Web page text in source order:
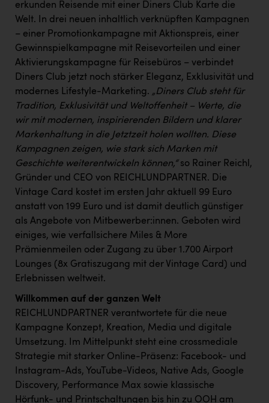
Resch&Frisch
Ruderclub Wels
SCRI - Salzburg Cancer Research Institute
SCHMACHTL GmbH
Schwingshandl - automation technology gmbh
Seher + Partner
Smurfit Westrock Nettingsdorf
TCL
TGW Logistics
TRAILOMAT & Cycling Austria
VERITAS
Vorlagenportal
Wir besiegen Krebs
Wirtschaftskammer OÖ
ZGONC
ZULuft - Zukunft Luft Austria
erkunden Reisende mit einer Diners Club Karte die
Welt. In drei neuen inhaltlich verknüpften Kampagnen
– einer Promotionkampagne mit Aktionspreis, einer
Gewinnspielkampagne mit Reisevorteilen und einer
Aktivierungskampagne für Reisebüros – verbindet
Diners Club jetzt noch stärker Eleganz, Exklusivität und
modernes Lifestyle-Marketing. „Diners Club steht für
Tradition, Exklusivität und Weltoffenheit – Werte, die
wir mit modernen, inspirierenden Bildern und klarer
Markenhaltung in die Jetztzeit holen wollten. Diese
Kampagnen zeigen, wie stark sich Marken mit
Geschichte weiterentwickeln können,“so Rainer Reichl,
Gründer und CEO von REICHLUNDPARTNER. Die
Vintage Card kostet im ersten Jahr aktuell 99 Euro
anstatt von 199 Euro und ist damit deutlich günstiger
als Angebote von Mitbewerber:innen. Geboten wird
einiges, wie verfallsichere Miles & More
Prämienmeilen oder Zugang zu über 1.700 Airport
Lounges (8x Gratiszugang mit der Vintage Card) und
Erlebnissen weltweit.
Willkommen auf der ganzen Welt
REICHLUNDPARTNER verantwortete für die neue
Kampagne Konzept, Kreation, Media und digitale
Umsetzung. Im Mittelpunkt steht eine crossmediale
Strategie mit starker Online-Präsenz: Facebook- und
Instagram-Ads, YouTube-Videos, Native Ads, Google
Discovery, Performance Max sowie klassische
Hörfunk- und Printschaltungen bis hin zu OOH am